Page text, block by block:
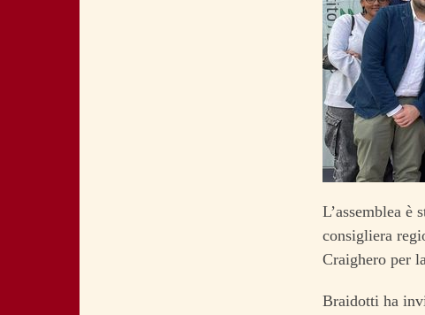
L’assemblea è
consigliera
Craighero per
Braidotti ha